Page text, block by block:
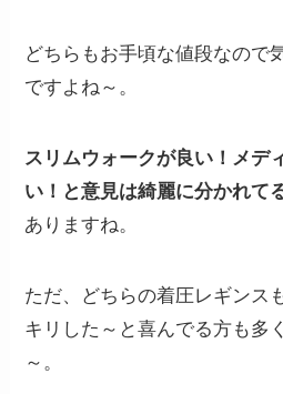
どちらもお手頃な値段なので
ですよね～。
スリムウォークが良い！メデ
い！と意見は綺麗に分かれて
ありますね。
ただ、どちらの着圧レギンス
キリした～と喜んでる方も多
～。